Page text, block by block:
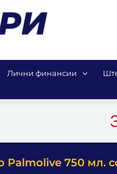
Лични финансии
Palmolive 750 мл.